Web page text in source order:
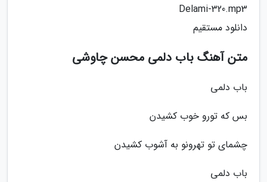
Delami-320.mp3
دانلود مستقیم
متن آهنگ باب دلمی محسن چاوشی
باب دلمی
بس که تورو خوب کشیدن
چشمای تو تهرونو به آشوب کشیدن
باب دلمی